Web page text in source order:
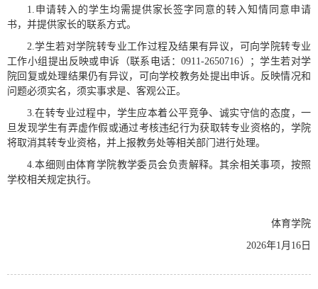
1.申请转入的学生均需提供家长签字同意的转入知情同意申请
书，并提供家长的联系方式。
2.学生若对学院转专业工作过程及结果有异议，可向学院转专业
工作小组提出反映或申诉（联系电话：0911-2650716）；学生若对学
院回复或处理结果仍有异议，可向学校教务处提出申诉。反映情况和
问题必须实名，须实事求是、客观公正。
3.在转专业过程中，学生应本着公平竞争、诚实守信的态度，一
旦发现学生有弄虚作假或通过考核违纪行为获取转专业资格的，学院
将取消其转专业资格，并上报教务处等相关部门进行处理。
4.本细则由体育学院教学委员会负责解释。其余相关事项，按照
学校相关规定执行。
体育学院
2026年1月16日